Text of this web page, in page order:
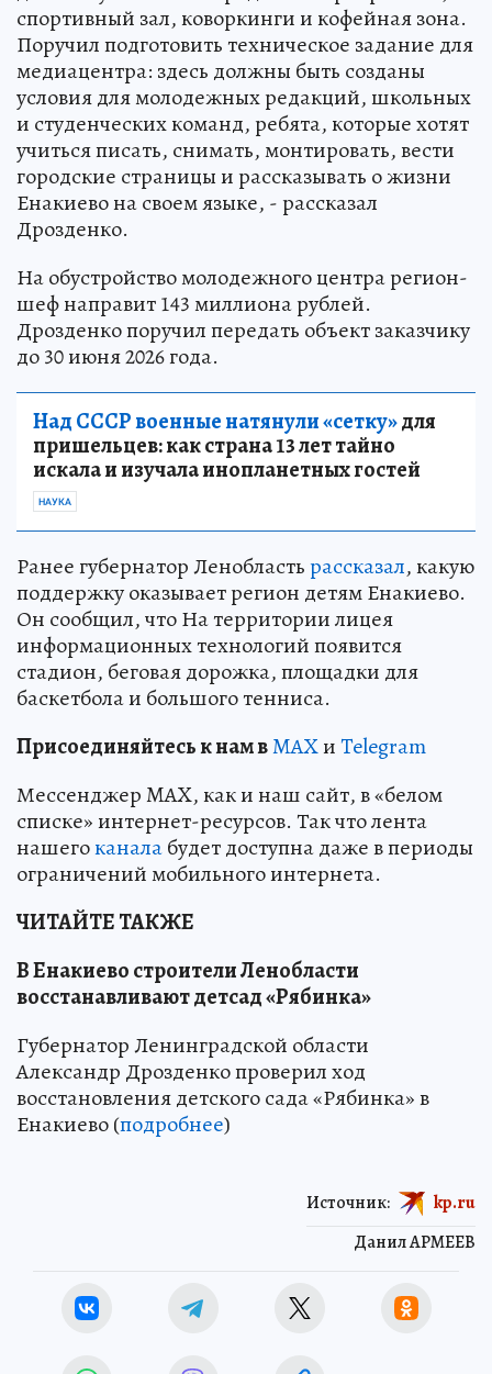
спортивный зал, коворкинги и кофейная зона.
Поручил подготовить техническое задание для
медиацентра: здесь должны быть созданы
условия для молодежных редакций, школьных
и студенческих команд, ребята, которые хотят
учиться писать, снимать, монтировать, вести
городские страницы и рассказывать о жизни
Енакиево на своем языке, - рассказал
Дрозденко.
На обустройство молодежного центра регион-
шеф направит 143 миллиона рублей.
Дрозденко поручил передать объект заказчику
до 30 июня 2026 года.
Над СССР военные натянули «сетку»для
пришельцев: как страна 13 лет тайно
искала и изучала инопланетных гостей
НАУКА
Ранее губернатор Ленобластьрассказал, какую
поддержку оказывает регион детям Енакиево.
Он сообщил, что На территории лицея
информационных технологий появится
стадион, беговая дорожка, площадки для
баскетбола и большого тенниса.
Присоединяйтесь к нам вMAXиTelegram
Мессенджер MAX, как и наш сайт, в «белом
списке» интернет-ресурсов. Так что лента
нашегоканалабудет доступна даже в периоды
ограничений мобильного интернета.
ЧИТАЙТЕ ТАКЖЕ
В Енакиево строители Ленобласти
восстанавливают детсад «Рябинка»
Губернатор Ленинградской области
Александр Дрозденко проверил ход
восстановления детского сада «Рябинка» в
Енакиево (подробнее)
Данил АРМЕЕВ
Источник: kp.ru